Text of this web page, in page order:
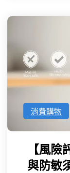
消費購物
【風
與防敏